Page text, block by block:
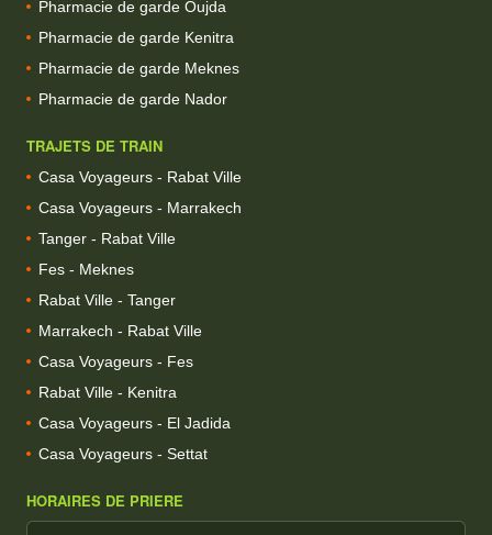
Pharmacie de garde Oujda
Pharmacie de garde Kenitra
Pharmacie de garde Meknes
Pharmacie de garde Nador
TRAJETS DE TRAIN
Casa Voyageurs - Rabat Ville
Casa Voyageurs - Marrakech
Tanger - Rabat Ville
Fes - Meknes
Rabat Ville - Tanger
Marrakech - Rabat Ville
Casa Voyageurs - Fes
Rabat Ville - Kenitra
Casa Voyageurs - El Jadida
Casa Voyageurs - Settat
HORAIRES DE PRIERE